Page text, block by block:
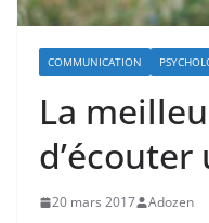
COMMUNICATION
La
d’écouter
20 mars 2017 Adozen